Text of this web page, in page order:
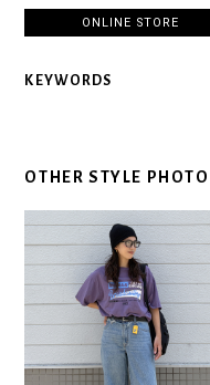
ONLINE STORE
KEYWORDS
OTHER STYLE PHOTO